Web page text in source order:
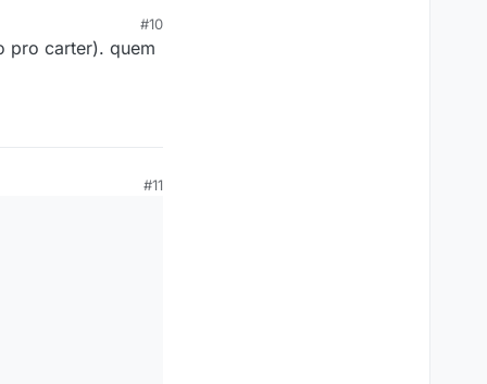
#10
pro carter). quem
#11